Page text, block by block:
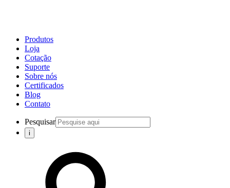
Produtos
Loja
Cotação
Suporte
Sobre nós
Certificados
Blog
Contato
Pesquisar